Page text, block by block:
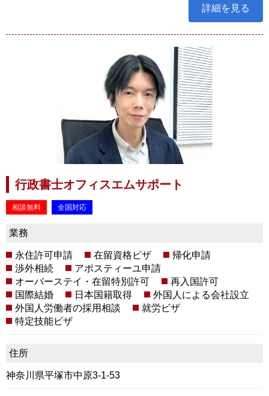
詳細を見る
行政書士オフィスエムサポート
相談無料 全国対応
業務
永住許可申請 在留資格ビザ
帰化申請
渉外相続
アポスティーユ申請
オーバーステイ・在留特別許可
再入国許可
国際結婚
日本国籍取得
外国人による会社設立
外国人労働者の採用相談
就労ビザ
特定技能ビザ
住所
神奈川県平塚市中原3-1-53